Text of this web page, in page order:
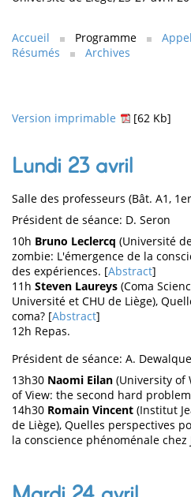
Accueil Programme Appel
Résumés
Archives
Version imprimable [62 Kb]
Lundi 23 avril
Salle des professeurs (Bât. A1,
Président de séance: D. Seron
10h Bruno Leclercq (Université
zombie: L'émergence de la
des expériences. [Abstract]
11h Steven Laureys (Coma
Université et CHU de Liège),
coma? [Abstract]
12h Repas.
Président de séance: A. Dewalque
13h30 Naomi Eilan (University of
of View: the second hard
14h30 Romain Vincent (Institut
de Liège), Quelles perspectives
la conscience phénoménale chez